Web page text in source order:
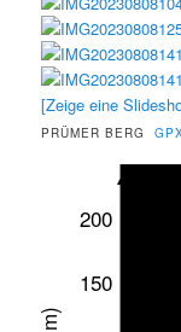
[Zeige eine
PRÜMER BERG
150
200
(m)